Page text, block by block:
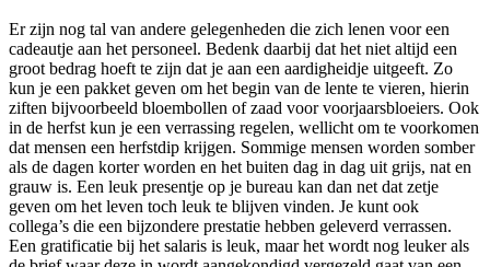
Er zijn nog tal van andere gelegenheden die zich lenen voor een
cadeautje aan het personeel. Bedenk daarbij dat het niet altijd een
groot bedrag hoeft te zijn dat je aan een aardigheidje uitgeeft. Zo
kun je een pakket geven om het begin van de lente te vieren, hierin
ziften bijvoorbeeld bloembollen of zaad voor voorjaarsbloeiers. Ook
in de herfst kun je een verrassing regelen, wellicht om te voorkomen
dat mensen een herfstdip krijgen. Sommige mensen worden somber
als de dagen korter worden en het buiten dag in dag uit grijs, nat en
grauw is. Een leuk presentje op je bureau kan dan net dat zetje
geven om het leven toch leuk te blijven vinden. Je kunt ook
collega’s die een bijzondere prestatie hebben geleverd verrassen.
Een gratificatie bij het salaris is leuk, maar het wordt nog leuker als